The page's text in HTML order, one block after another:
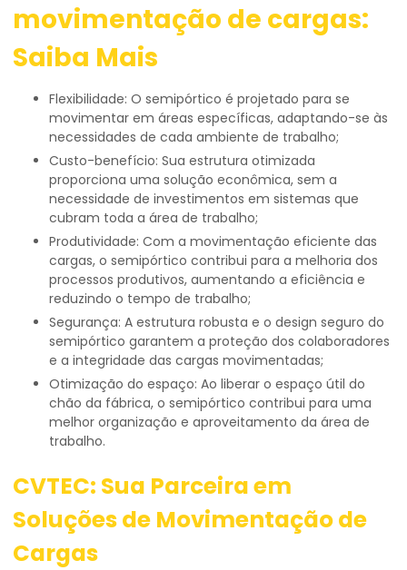
movimentação de cargas:
Saiba Mais
Flexibilidade: O semipórtico é projetado para se
movimentar em áreas específicas, adaptando-se às
necessidades de cada ambiente de trabalho;
Custo-benefício: Sua estrutura otimizada
proporciona uma solução econômica, sem a
necessidade de investimentos em sistemas que
cubram toda a área de trabalho;
Produtividade: Com a movimentação eficiente das
cargas, o semipórtico contribui para a melhoria dos
processos produtivos, aumentando a eficiência e
reduzindo o tempo de trabalho;
Segurança: A estrutura robusta e o design seguro do
semipórtico garantem a proteção dos colaboradores
e a integridade das cargas movimentadas;
Otimização do espaço: Ao liberar o espaço útil do
chão da fábrica, o semipórtico contribui para uma
melhor organização e aproveitamento da área de
trabalho.
CVTEC: Sua Parceira em
Soluções de Movimentação de
Cargas